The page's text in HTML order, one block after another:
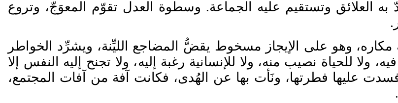
به العلائق وتستقيم عليه الجماعة. وسطوة العدل تقوّم المعوجّ، وتروع
وهو على الإيجاز مسخوط يقض المضاجع اللينة، ويشرد الخواطر
ولا للحياة نصيب منه، ولا للإنسانية رغبة إليه، ولا تجنح إليه النفس إلا
عليها فطرتها، ونَأت بها عن الهُدى، فكانت آفة من آفات المجتمع،